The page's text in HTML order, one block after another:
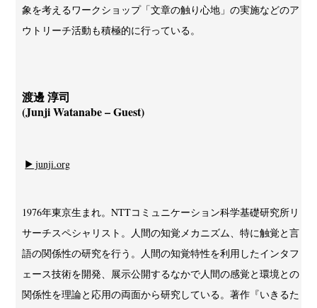
象を考えるワークショップ「文章の触り心地」の実施などのア
ウトリーチ活動も積極的に行っている。
渡邊 淳司
(Junji Watanabe – Guest)
▶ junji.org
1976年東京生まれ。NTTコミュニケーション科学基礎研究所リ
サーチスペシャリスト。人間の知覚メカニズム、特に触覚と言
語の関係性の研究を行う。人間の知覚特性を利用したインタフ
ェース技術を開発、展示公開するなかで人間の感覚と環境との
関係性を理論と応用の両面から研究している。著作『いきるた